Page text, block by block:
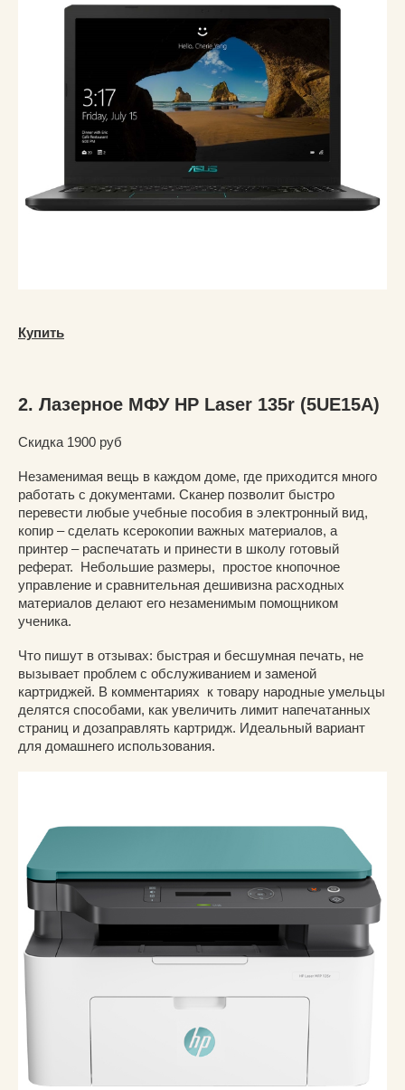
Купить
2. Лазерное МФУ HP Laser 135r (5UE15A)
Скидка 1900 руб
Незаменимая вещь в каждом доме, где приходится много
работать с документами. Сканер позволит быстро
перевести любые учебные пособия в электронный вид,
копир – сделать ксерокопии важных материалов, а
принтер – распечатать и принести в школу готовый
реферат. Небольшие размеры, простое кнопочное
управление и сравнительная дешивизна расходных
материалов делают его незаменимым помощником
ученика.
Что пишут в отзывах: быстрая и бесшумная печать, не
вызывает проблем с обслуживанием и заменой
картриджей. В комментариях к товару народные умельцы
делятся способами, как увеличить лимит напечатанных
страниц и дозаправлять картридж. Идеальный вариант
для домашнего использования.